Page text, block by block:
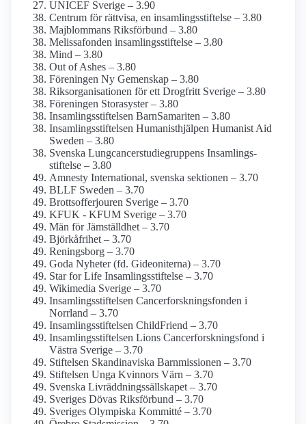
UNICEF Sverige – 3.90
Centrum för rättvisa, en insamlings­stiftelse – 3.80
Majblommans Riksförbund – 3.80
Melissafonden insamlings­stiftelse – 3.80
Mind – 3.80
Out of Ashes – 3.80
Föreningen Ny Gemenskap – 3.80
Riks­organisationen för ett Drogfritt Sverige – 3.80
Föreningen Storasyster – 3.80
Insamlings­stiftelsen BarnSamariten – 3.80
Insamlings­stiftelsen Humanist­hjälpen Humanist Aid
Sweden – 3.80
Svenska Lungcancerstudie­gruppens Insamlings­
stiftelse – 3.80
Amnesty International, svenska sektionen – 3.70
BLLF Sweden – 3.70
Brottsoffer­jouren Sverige – 3.70
KFUK - KFUM Sverige – 3.70
Män för Jämställdhet – 3.70
Björkåfrihet – 3.70
Reningsborg – 3.70
Goda Nyheter (fd. Gideoniterna) – 3.70
Star for Life Insamlings­stiftelse – 3.70
Wikimedia Sverige – 3.70
Insamlings­stiftelsen Cancerforsknings­fonden i
Norrland – 3.70
Insamlings­stiftelsen ChildFriend – 3.70
Insamlings­stiftelsen Lions Cancerforsknings­fond i
Västra Sverige – 3.70
Stiftelsen Skandinaviska Barnmissionen – 3.70
Stiftelsen Unga Kvinnors Värn – 3.70
Svenska Livräddningssällskapet – 3.70
Sveriges Dövas Riksförbund – 3.70
Sveriges Olympiska Kommitté – 3.70